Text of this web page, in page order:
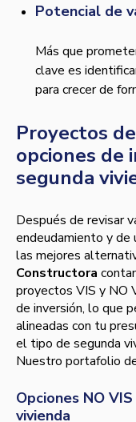
Potencial de
Más que
clave es
para crecer de
Proyectos
opciones de
segunda
Después de revisar
endeudamiento y de
las mejores
Constructora
proyectos VIS y NO
de inversión, lo que
alineadas con tu
el tipo de segunda
Nuestro portafolio
Opciones NO
vivienda